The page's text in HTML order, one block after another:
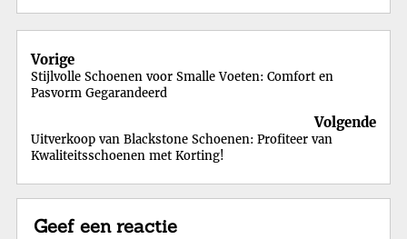
Berichtnavigatie
Vorige
Stijlvolle Schoenen voor Smalle Voeten: Comfort en
Pasvorm Gegarandeerd
Volgende
Uitverkoop van Blackstone Schoenen: Profiteer van
Kwaliteitsschoenen met Korting!
Geef een reactie